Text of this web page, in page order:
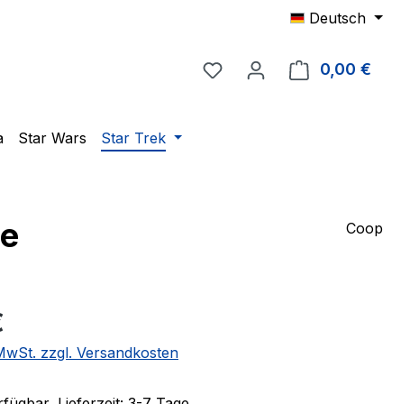
Deutsch
Du hast 0 Produkte auf
0,00 €
Star Wars Star Trek
Coop
zzgl. Versandkosten